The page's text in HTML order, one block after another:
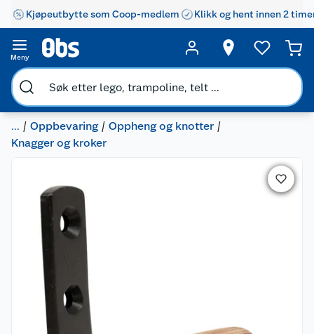
Kjøpeutbytte som Coop-medlem Klikk og hent innen 2
Meny
... Oppbevaring
Oppheng og knotter
Knagger og kroker